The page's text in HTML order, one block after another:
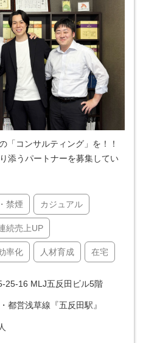
「コンサルティング」を！！
添うパートナーを募集してい
禁煙 カジュアル
続売上UP
率化 人材育成 在宅
25-16 MLJ五反田ビル5階
都営浅草線『五反田駅』